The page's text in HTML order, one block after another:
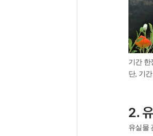
기간 한
단, 기
2.
유실물